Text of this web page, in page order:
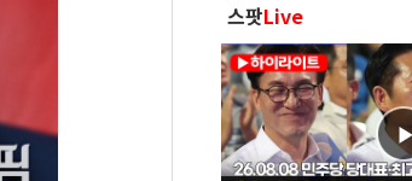
스팟Live